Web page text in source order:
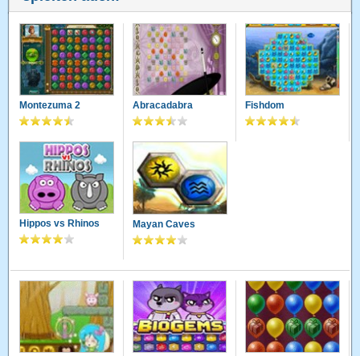
Montezuma 2 Abracadabra Fishdom
Hippos vs Rhinos Mayan Caves